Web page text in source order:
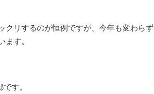
クリするのが恒例ですが、今年も変わらず
ます。
す。